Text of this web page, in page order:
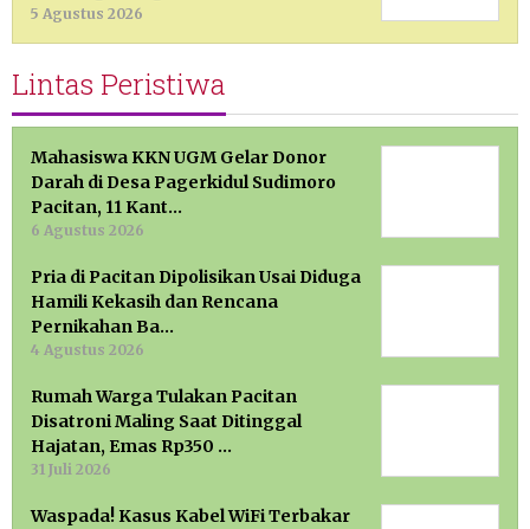
5 Agustus 2026
Lintas Peristiwa
Mahasiswa KKN UGM Gelar Donor
Darah di Desa Pagerkidul Sudimoro
Pacitan, 11 Kant…
6 Agustus 2026
Pria di Pacitan Dipolisikan Usai Diduga
Hamili Kekasih dan Rencana
Pernikahan Ba…
4 Agustus 2026
Rumah Warga Tulakan Pacitan
Disatroni Maling Saat Ditinggal
Hajatan, Emas Rp350 …
31 Juli 2026
Waspada! Kasus Kabel WiFi Terbakar